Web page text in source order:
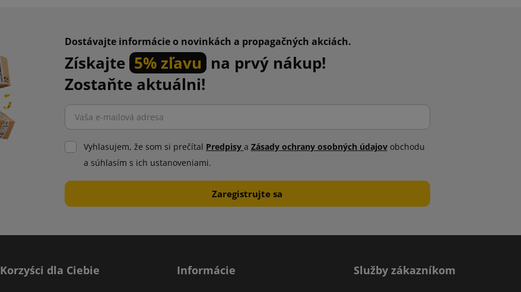
Dostávajte informácie o novinkách a propagačných akciách.
Získajte 5% zľavu na prvý nákup!
Zostaňte aktuálni!
Vyhlasujem, že som si prečítal Predpisy a Zásady ochrany osobných údajovobchodu
a súhlasím s ich ustanoveniami.
Korzyści dla Ciebie Informácie Služby zákazníkom